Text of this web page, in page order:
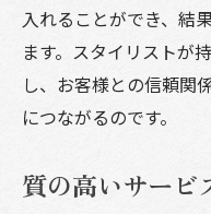
美容室のアフタ
するか
施術後の適
ホームケアの
定期的なフ
入れることができ、結
ます。スタイリストが
し、お客様との信頼関
につながるのです。
質の高いサービ